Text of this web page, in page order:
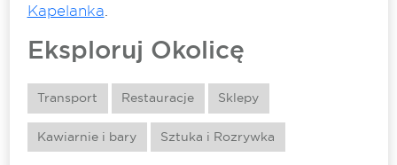
Kapelanka
Eksploruj Okolicę
Transport Restauracje Sklepy
Kawiarnie i bary Sztuka i Rozrywka